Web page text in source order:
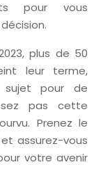
pour vous
plus de 50
leur terme,
sujet pour de
pas cette
Prenez le
assurez-vous
votre avenir